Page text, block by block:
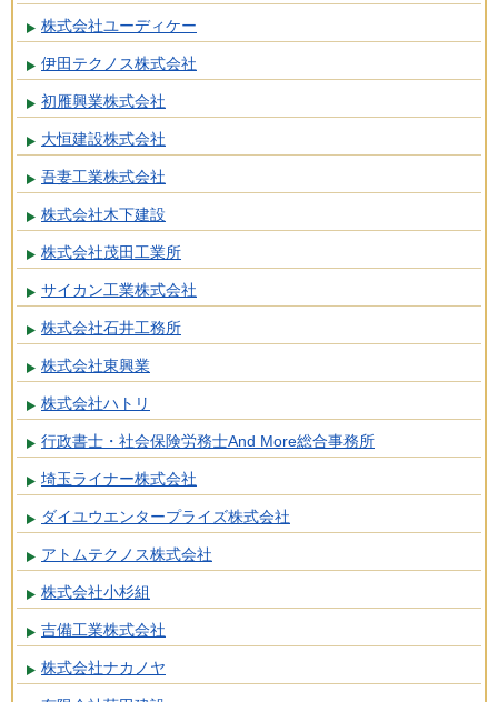
株式会社ユーディケー
伊田テクノス株式会社
初雁興業株式会社
大恒建設株式会社
吾妻工業株式会社
株式会社木下建設
株式会社茂田工業所
サイカン工業株式会社
株式会社石井工務所
株式会社東興業
株式会社ハトリ
行政書士・社会保険労務士And More総合事務所
埼玉ライナー株式会社
ダイユウエンタープライズ株式会社
アトムテクノス株式会社
株式会社小杉組
吉備工業株式会社
株式会社ナカノヤ